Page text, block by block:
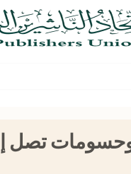
70% في معرض الكتاب بمكتبة